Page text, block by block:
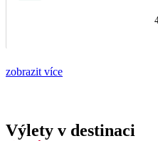
zobrazit více
Výlety v destinaci